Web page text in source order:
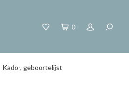
0
Kado-, geboortelijst